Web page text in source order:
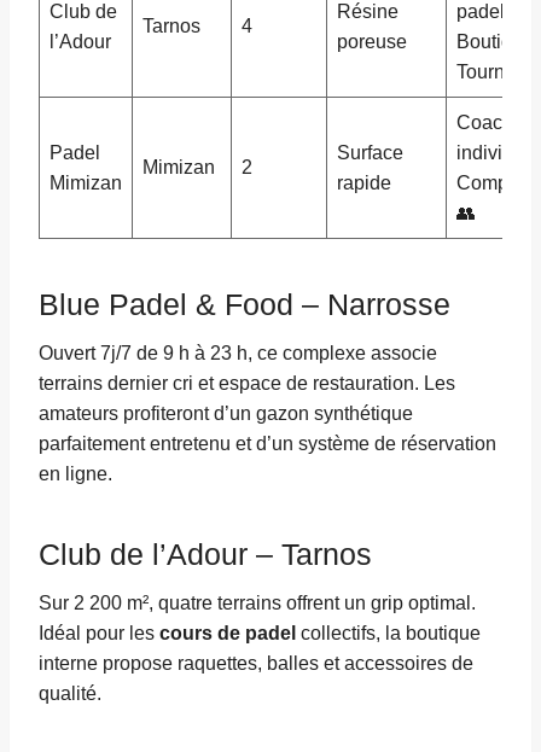
Club de
l’Adour
Tarnos 4
Résine
poreuse
padel 🎓,
Tournois
Padel
Mimizan
Mimizan 2
Surface
rapide
Coaching
👥
Blue Padel & Food – Narrosse
Ouvert 7j/7 de 9 h à 23 h, ce complexe associe
terrains dernier cri et espace de restauration. Les
amateurs profiteront d’un gazon synthétique
parfaitement entretenu et d’un système de réservation
en ligne.
Club de l’Adour – Tarnos
Sur 2 200 m², quatre terrains offrent un grip optimal.
Idéal pour les cours de padel collectifs, la boutique
interne propose raquettes, balles et accessoires de
qualité.